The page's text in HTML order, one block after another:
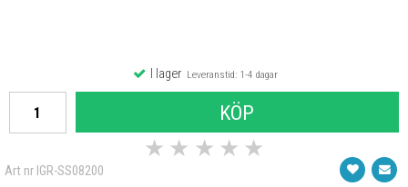
I lagerLeveranstid: 1-4 dagar
KÖP
★ ★ ★ ★ ★
Art nr IGR-SS08200